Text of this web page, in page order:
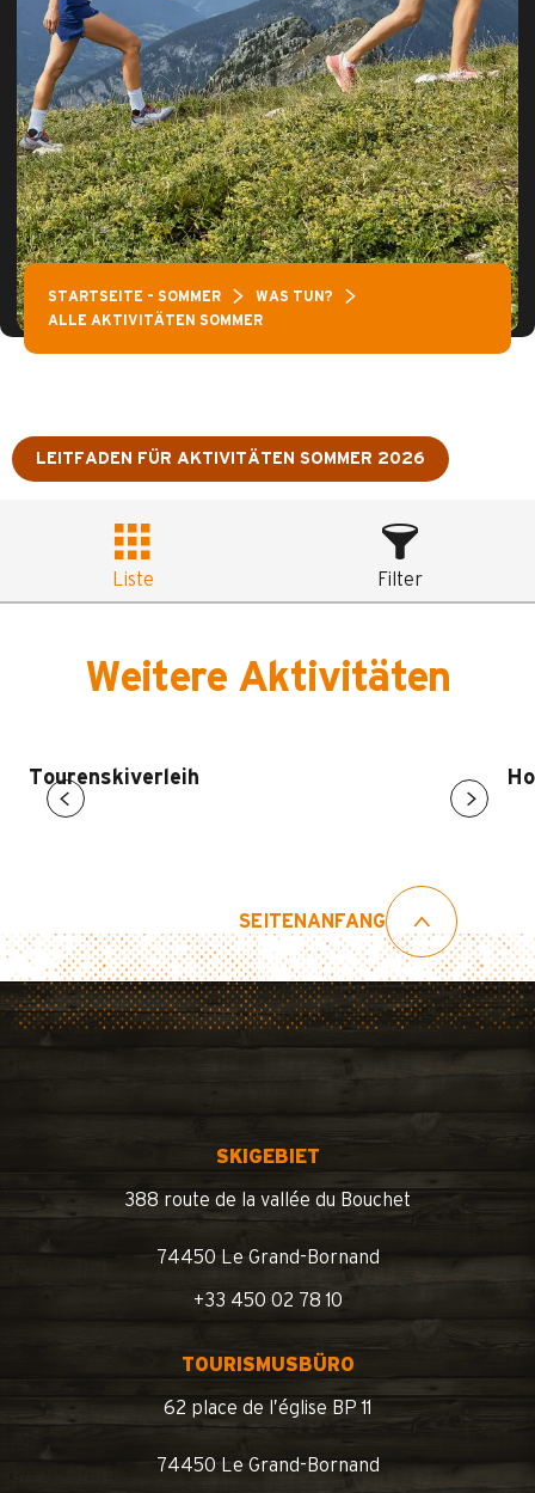
STARTSEITE – SOMMER
WAS TUN?
ALLE AKTIVITÄTEN SOMMER
LEITFADEN FÜR AKTIVITÄTEN SOMMER 2026
Liste Filter
Weitere Aktivitäten
Tourenskiverleih
SEITENANFANG
SKIGEBIET
388 route de la vallée du Bouchet
74450 Le Grand-Bornand
+33 450 02 78 10
TOURISMUSBÜRO
62 place de l’église BP 11
74450 Le Grand-Bornand